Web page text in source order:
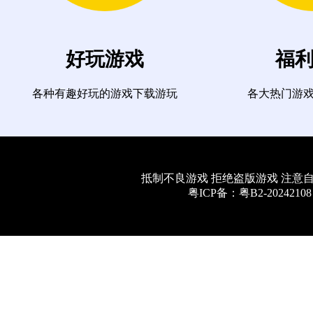
好玩游戏
各种有趣好玩的游戏下载游玩
福
各大热门游
抵制不良游戏 拒绝盗版游戏 注意
粤ICP备：粤B2-